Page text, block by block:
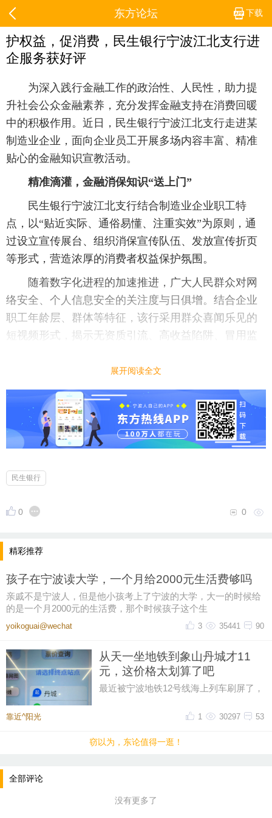
下载
东方论坛
护权益，促消费，民生银行宁波江北支行进
企服务获好评
为深入践行金融工作的政治性、人民性，助力提
升社会公众金融素养，充分发挥金融支持在消费回暖
中的积极作用。近日，民生银行宁波江北支行走进某
制造业企业，面向企业员工开展多场内容丰富、精准
贴心的金融知识宣教活动。
精准滴灌，金融消保知识“送上门”
民生银行宁波江北支行结合制造业企业职工特
点，以“贴近实际、通俗易懂、注重实效”为原则，通
过设立宣传展台、组织消保宣传队伍、发放宣传折页
等形式，营造浓厚的消费者权益保护氛围。
随着数字化进程的加速推进，广大人民群众对网
络安全、个人信息安全的关注度与日俱增。结合企业
职工年龄层、群体等特征，该行采用群众喜闻乐见的
短视频形式，揭示无资质引流、高收益陷阱、冒用监
“凡是要求汇款到‘安全账户’的，都是诈骗！”“高
收益往往伴随高风险，抵制高息诱惑、远离非法金
融！”工作人员结合当前高发的电信网络诈骗案例，深
入剖析刷单返利、虚假理财、冒充公职人员等诈骗套
路，讲解识别要点，分享防范技巧。
政策赋能，扩内需红利“精准达”
扩内需促消费，宣传金融在促进消费、惠及民生方面
活动现场，工作人员为企业职工介绍了国家出台
的个人消费贷款贴息、信用卡账单分期等一揽子惠民
举措。为便于企业职工理解，工作人员结合企业职工
关心的购车、家电换新等消费场景，用通俗易懂的语
言详细讲解了政策期限、支持范围、贴息领域及贴息
提升生活品质的同时，为扩大内需贡献力量。
此次进企驻点开展金融服务，帮助员工在企享受
到了便利的金融服务，收获企业负责人高度赞扬。这
是民生银行宁波江北支行践行“金融为民”初心，保护
消费者权益的具体体现，也是该行积极发挥金融支持
北支行将持续拓宽宣传阵地，常态化开展金融知识进
守护人民群众财产安全。
展开阅读全文
民生银行
0 0
精彩推荐
孩子在宁波读大学，一个月给2000元生活费够吗
亲戚不是宁波人，但是他小孩考上了宁波的大学，大一的时候给
的是一个月2000元的生活费，那个时候孩子这个生
yoikoguai@wechat 90
35441
3
从天一坐地铁到象山丹城才11
元，这价格太划算了吧
最近被宁波地铁12号线海上列车刷屏了，
从天一广场坐到象山丹城是11晕
靠近^阳光 53
30297
1
窃以为，东论值得一逛！
全部评论
没有更多了